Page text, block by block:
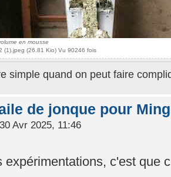
en mousse
(1).jpeg (26.81 Kio) Vu 90246 fois
simple quand on peut faire
de jonque pour
Avr 2025, 11:46
expérimentations, c'est que